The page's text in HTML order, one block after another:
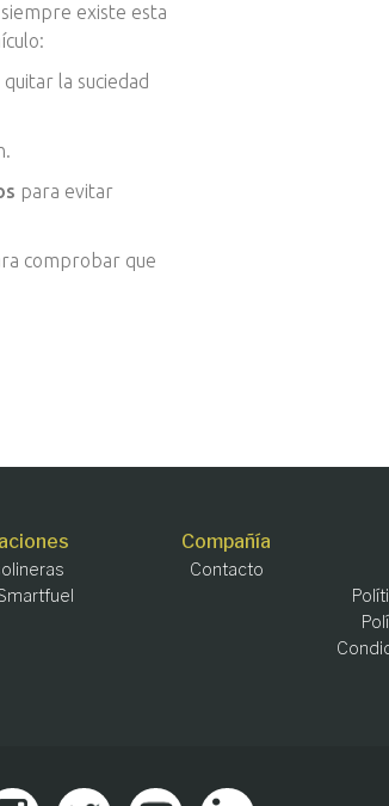
existe esta
la suciedad
para evitar
comprobar que
Compañía
Contacto